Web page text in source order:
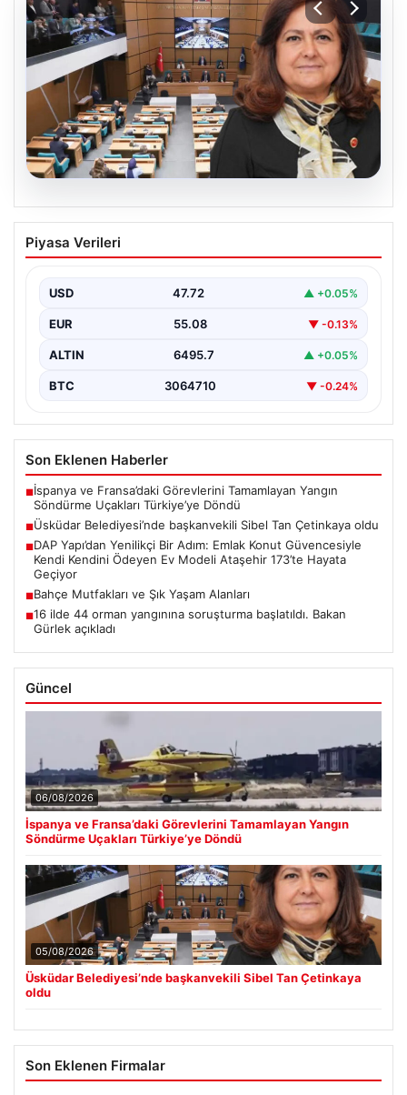
05.08.2026
Üsküdar Belediyesi’nde başkanvekili
Sibel Tan Çetinkaya oldu
Piyasa Verileri
USD 47.72 ▲ +0.05%
EUR 55.08 ▼ -0.13%
ALTIN 6495.7 ▲ +0.05%
BTC 3064710 ▼ -0.24%
Son Eklenen Haberler
■İspanya ve Fransa’daki Görevlerini Tamamlayan Yangın
Söndürme Uçakları Türkiye’ye Döndü
■Üsküdar Belediyesi’nde başkanvekili Sibel Tan Çetinkaya oldu
■DAP Yapı’dan Yenilikçi Bir Adım: Emlak Konut Güvencesiyle
Kendi Kendini Ödeyen Ev Modeli Ataşehir 173’te Hayata
Geçiyor
■Bahçe Mutfakları ve Şık Yaşam Alanları
■16 ilde 44 orman yangınına soruşturma başlatıldı. Bakan
Gürlek açıkladı
Güncel
06/08/2026
İspanya ve Fransa’daki Görevlerini Tamamlayan Yangın
Söndürme Uçakları Türkiye’ye Döndü
05/08/2026
Üsküdar Belediyesi’nde başkanvekili Sibel Tan Çetinkaya
oldu
Son Eklenen Firmalar